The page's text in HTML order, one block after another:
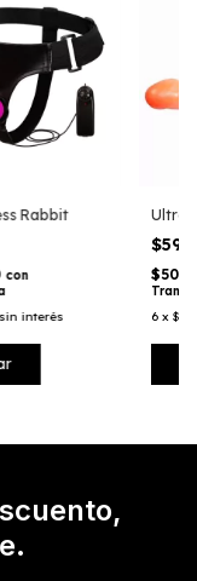
Rabbit
con
sin interés
Ultra
6 x